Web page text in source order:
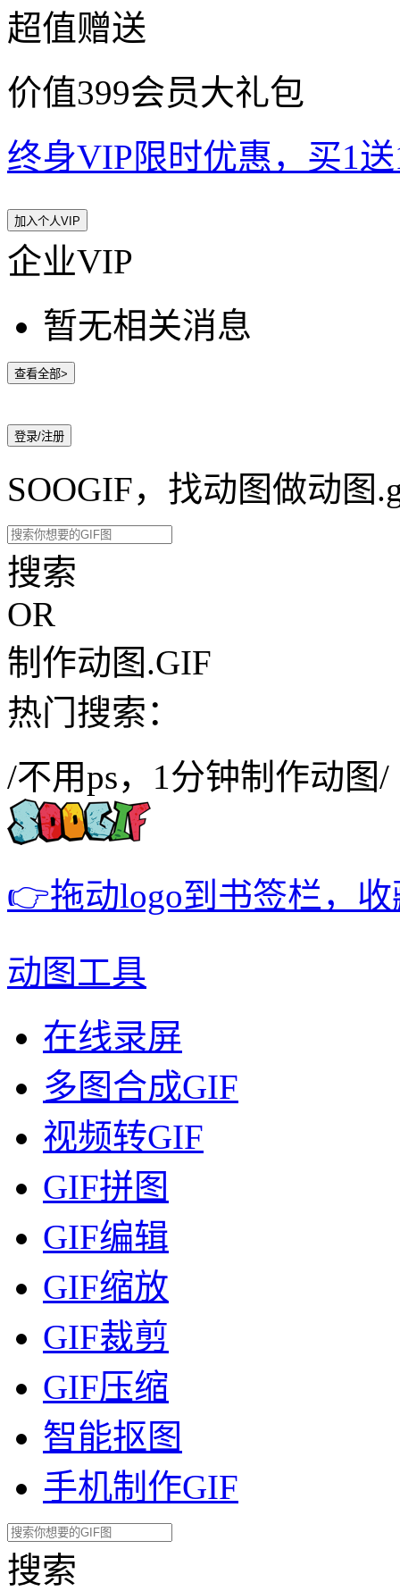
超值赠送
价值399会员大礼包
终身VIP限时优惠，买1
加入个人VIP
企业VIP
暂无相关消息
查看全部>
登录/注册
SOOGIF，找动图做动图
搜索
OR
制作动图.GIF
热门搜索：
/不用ps，1分钟制作动图/
👉拖动logo到书签栏，
动图工具
在线录屏
多图合成GIF
视频转GIF
GIF拼图
GIF编辑
GIF缩放
GIF裁剪
GIF压缩
智能抠图
手机制作GIF
搜索